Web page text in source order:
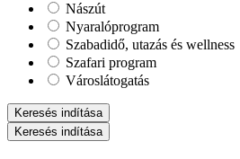
Nászút
Nyaralóprogram
Szabadidő, utazás és wellness
Szafari program
Városlátogatás
Keresés indítása
Keresés indítása